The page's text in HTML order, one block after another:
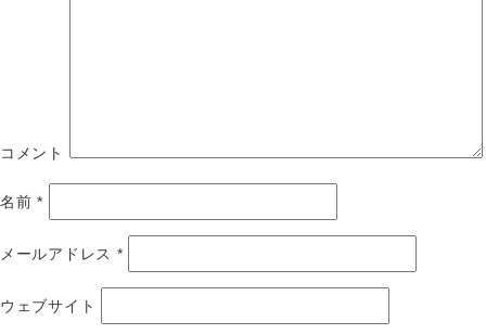
コメント
名前*
メールアドレス *
ウェブサイト